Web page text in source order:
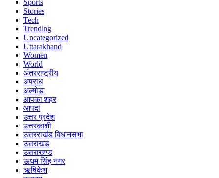
Sports
Stories
Tech
Trending
Uncategorized
Uttarakhand
Women
World
अंतरराष्ट्रीय
अपराध
अल्मोड़ा
आपका शहर
आपदा
उत्तर प्रदेश
उत्तरकाशी
उत्तरराखंड विधानसभा
उत्तराखंड
उत्तराखण्ड
ऊधम सिंह नगर
ऋषिकेश